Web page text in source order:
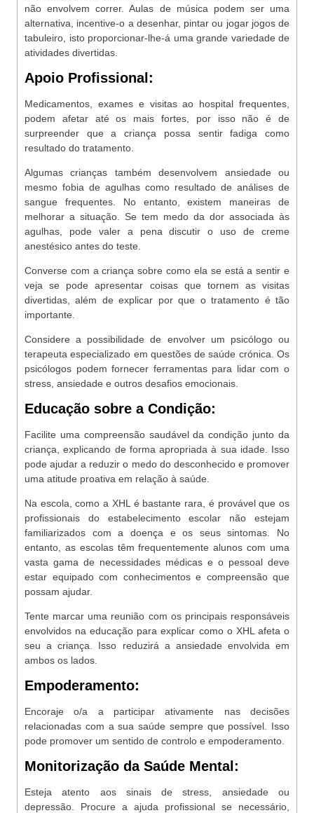
não envolvem correr. Aulas de música podem ser uma
alternativa, incentive-o a desenhar, pintar ou jogar jogos de
tabuleiro, isto proporcionar-lhe-á uma grande variedade de
atividades divertidas.
Apoio Profissional:
Medicamentos, exames e visitas ao hospital frequentes,
podem afetar até os mais fortes, por isso não é de
surpreender que a criança possa sentir fadiga como
resultado do tratamento.
Algumas crianças também desenvolvem ansiedade ou
mesmo fobia de agulhas como resultado de análises de
sangue frequentes. No entanto, existem maneiras de
melhorar a situação. Se tem medo da dor associada às
agulhas, pode valer a pena discutir o uso de creme
anestésico antes do teste.
Converse com a criança sobre como ela se está a sentir e
veja se pode apresentar coisas que tornem as visitas
divertidas, além de explicar por que o tratamento é tão
importante.
Considere a possibilidade de envolver um psicólogo ou
terapeuta especializado em questões de saúde crónica. Os
psicólogos podem fornecer ferramentas para lidar com o
stress, ansiedade e outros desafios emocionais.
Educação sobre a Condição:
Facilite uma compreensão saudável da condição junto da
criança, explicando de forma apropriada à sua idade. Isso
pode ajudar a reduzir o medo do desconhecido e promover
uma atitude proativa em relação à saúde.
Na escola, como a XHL é bastante rara, é provável que os
profissionais do estabelecimento escolar não estejam
familiarizados com a doença e os seus sintomas. No
entanto, as escolas têm frequentemente alunos com uma
vasta gama de necessidades médicas e o pessoal deve
estar equipado com conhecimentos e compreensão que
possam ajudar.
Tente marcar uma reunião com os principais responsáveis
envolvidos na educação para explicar como o XHL afeta o
seu a criança. Isso reduzirá a ansiedade envolvida em
ambos os lados.
Empoderamento:
Encoraje o/a a participar ativamente nas decisões
relacionadas com a sua saúde sempre que possível. Isso
pode promover um sentido de controlo e empoderamento.
Monitorização da Saúde Mental:
Esteja atento aos sinais de stress, ansiedade ou
depressão. Procure a ajuda profissional se necessário,